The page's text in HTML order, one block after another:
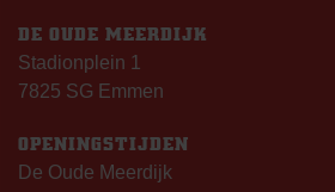
DE OUDE MEERDIJK
Stadionplein 1
7825 SG Emmen
OPENINGSTIJDEN
De Oude Meerdijk